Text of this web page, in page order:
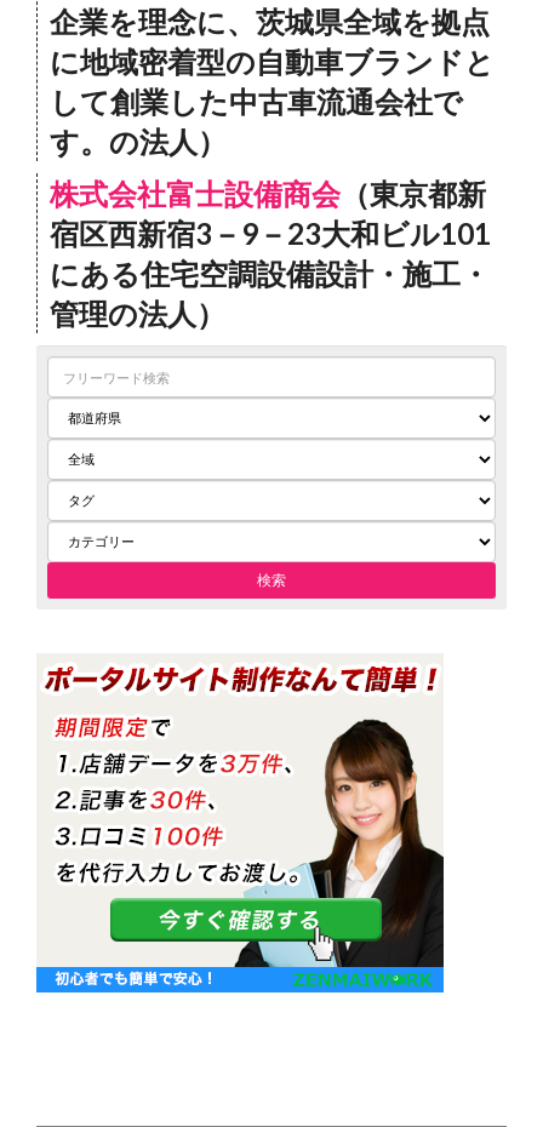
企業を理念に、茨城県全域を拠点
に地域密着型の自動車ブランドと
して創業した中古車流通会社で
す。の法人）
株式会社富士設備商会（東京都新
宿区西新宿3－9－23大和ビル101
にある住宅空調設備設計・施工・
管理の法人）